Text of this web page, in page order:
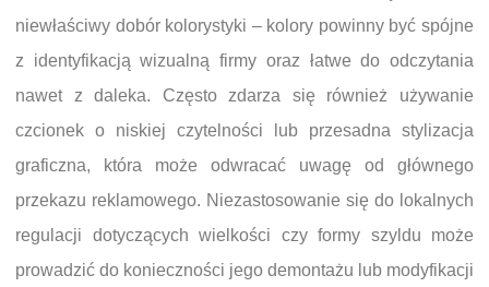
niewłaściwy dobór kolorystyki – kolory powinny być spójne
z identyfikacją wizualną firmy oraz łatwe do odczytania
nawet z daleka. Często zdarza się również używanie
czcionek o niskiej czytelności lub przesadna stylizacja
graficzna, która może odwracać uwagę od głównego
przekazu reklamowego. Niezastosowanie się do lokalnych
regulacji dotyczących wielkości czy formy szyldu może
prowadzić do konieczności jego demontażu lub modyfikacji